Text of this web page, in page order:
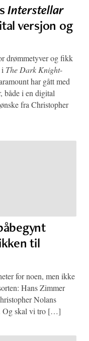
Interstellar
versjon og
drømmetyver og fikk
i The Dark Knight-
har gått med
både i en digital
fra Christopher
til
for noen, men ikke
Hans Zimmer
Nolans
Og skal vi tro […]